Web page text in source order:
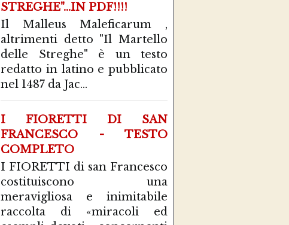
STREGHE"...IN PDF!!!!
Il Malleus Maleficarum ,
altrimenti detto "Il Martello
delle Streghe" è un testo
redatto in latino e pubblicato
nel 1487 da Jac...
I FIORETTI DI SAN
FRANCESCO - TESTO
COMPLETO
I FIORETTI di san Francesco
costituiscono una
meravigliosa e inimitabile
raccolta di «miracoli ed